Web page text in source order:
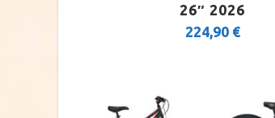
26″ 2026
224,90 €